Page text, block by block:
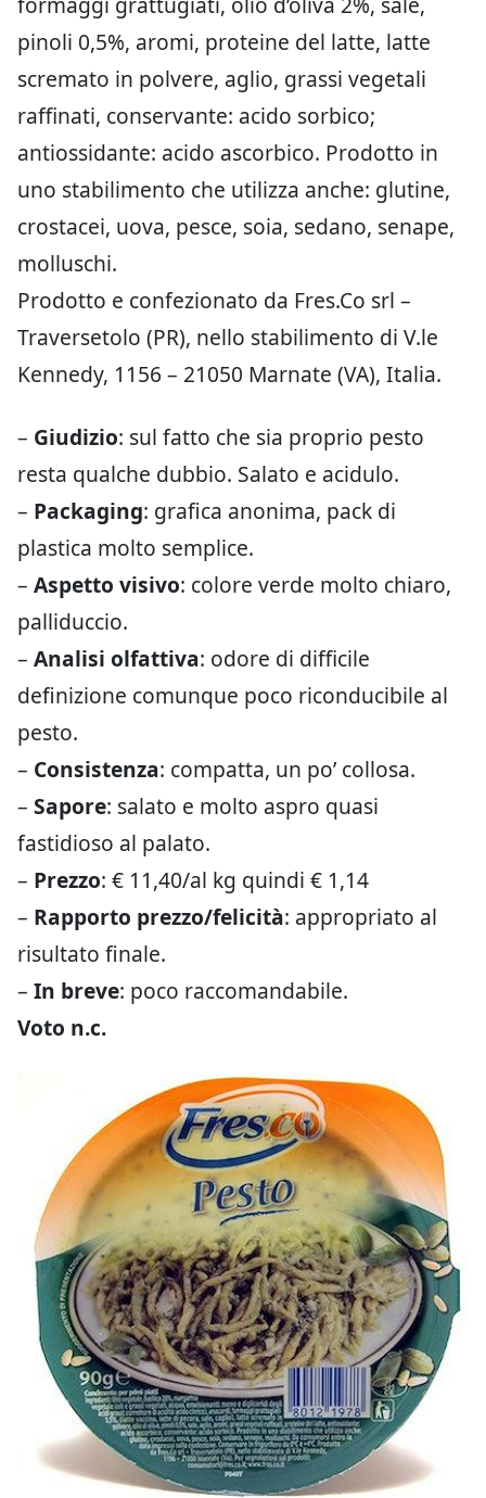
pinoli 0,5%, aromi, proteine del latte, latte
scremato in polvere, aglio, grassi vegetali
raffinati, conservante: acido sorbico;
antiossidante: acido ascorbico. Prodotto in
uno stabilimento che utilizza anche: glutine,
crostacei, uova, pesce, soia, sedano, senape,
molluschi.
Prodotto e confezionato da Fres.Co srl –
Traversetolo (PR), nello stabilimento di V.le
Kennedy, 1156 – 21050 Marnate (VA), Italia.
– Giudizio: sul fatto che sia proprio pesto
resta qualche dubbio. Salato e acidulo.
– Packaging: grafica anonima, pack di
plastica molto semplice.
– Aspetto visivo: colore verde molto chiaro,
palliduccio.
– Analisi olfattiva: odore di difficile
definizione comunque poco riconducibile al
pesto.
– Consistenza: compatta, un po’ collosa.
– Sapore: salato e molto aspro quasi
fastidioso al palato.
– Prezzo: € 11,40/al kg quindi € 1,14
– Rapporto prezzo/felicità: appropriato al
risultato finale.
– In breve: poco raccomandabile.
Voto n.c.